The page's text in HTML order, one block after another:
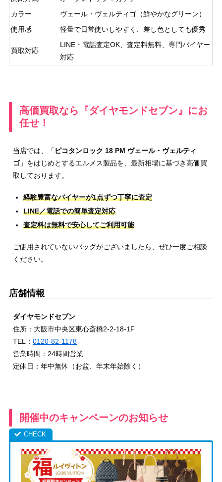
カラー
ヴェール・ヴェルティゴ（鮮やかなグリーン）
使用感
軽量で日常使いしやすく、差し色としても優秀
買取対応
LINE・電話査定OK、査定料無料、専門バイヤー
対応
高価買取なら『ダイヤモンドセブン』にお
任せ！
当店では、「ピコタンロック 18 PM ヴェール・ヴェルティ
ゴ」をはじめとするエルメス製品を、最新相場に基づき高価買
取しております。
経験豊富なバイヤーが1点ずつ丁寧に査定
LINE／電話での簡単査定対応
査定料は無料で安心してご利用可能
ご使用されていないバッグがございましたら、ぜひ一度ご相談
ください。
店舗情報
ダイヤモンドセブン
住所：大阪市中央区東心斎橋2-2-18-1F
TEL：0120-82-1178
営業時間：24時間営業
定休日：年中無休（お盆、年末年始除く）
開催中のキャンペーンのお知らせ